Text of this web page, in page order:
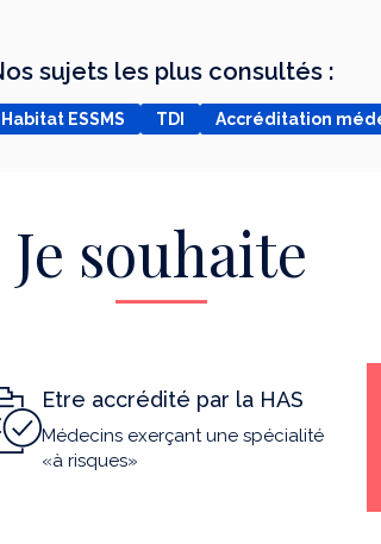
sujets les plus consultés :
Habitat ESSMS TDI Accréditation
Je souhaite
Etre accrédité par la HAS
Médecins exerçant une spécialité
«à risques»